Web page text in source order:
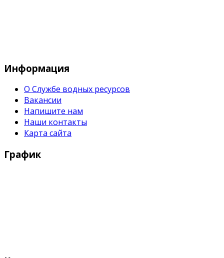
Информация
О Службе водных ресурсов
Вакансии
Напишите нам
Наши контакты
Карта сайта
График